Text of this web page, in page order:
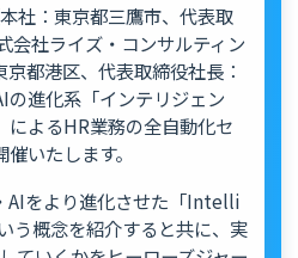
社：東京都三鷹市、代表取
会社ライズ・コンサルティン
都港区、代表取締役社長：
の進化系「インテリジェン
によるHR業務の全自動化セ
いたします。
AIをより進化させた「Intelli
概念を紹介すると共に、実